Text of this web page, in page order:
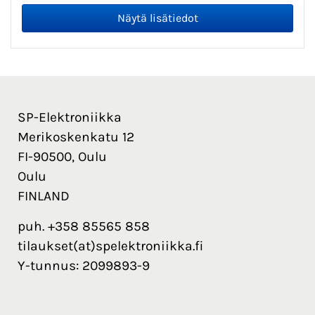
SP-Elektroniikka
Merikoskenkatu 12
FI-90500, Oulu
Oulu
FINLAND
puh. +358 85565 858
tilaukset(at)spelektroniikka.fi
Y-tunnus: 2099893-9